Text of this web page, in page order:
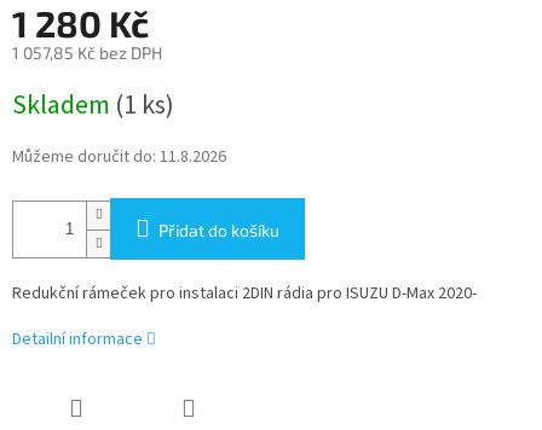
1 280 Kč
1 057,85 Kč bez DPH
cena:
Skladem (1 ks)
Můžeme doručit do: 11.8.2026
Přidat do košíku
Redukční rámeček pro instalaci 2DIN rádia pro ISUZU D-Max 2020-
Detailní informace